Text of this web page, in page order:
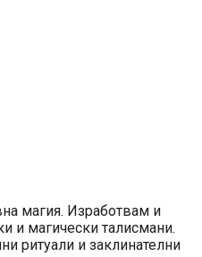
магия. Изработвам и
и магически талисмани.
ритуали и заклинателни